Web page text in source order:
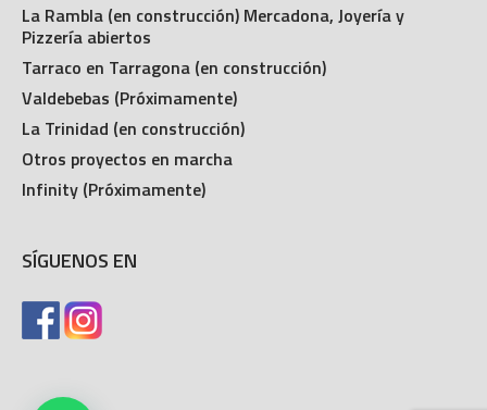
La Rambla (en construcción) Mercadona, Joyería y
Pizzería abiertos
Tarraco en Tarragona (en construcción)
Valdebebas (Próximamente)
La Trinidad (en construcción)
Otros proyectos en marcha
Infinity (Próximamente)
SÍGUENOS EN